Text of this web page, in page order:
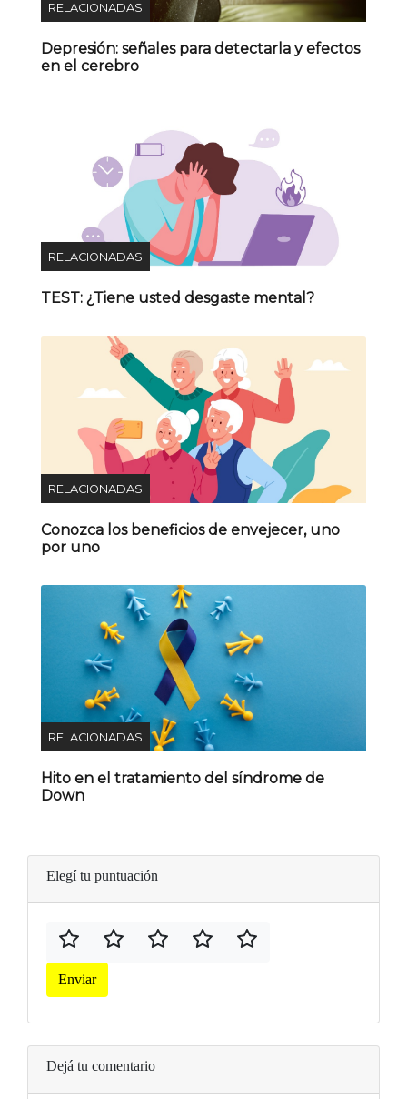
RELACIONADAS
Depresión: señales para detectarla y efectos
en el cerebro
RELACIONADAS
TEST: ¿Tiene usted desgaste mental?
RELACIONADAS
Conozca los beneficios de envejecer, uno
por uno
RELACIONADAS
Hito en el tratamiento del síndrome de
Down
Elegí tu puntuación
Enviar
Dejá tu comentario